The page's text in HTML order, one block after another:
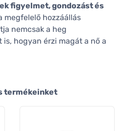
figyelmet, gondozást és
megfelelő hozzáállás
nemcsak a heg
hogyan érzi magát a nő a
termékeinket